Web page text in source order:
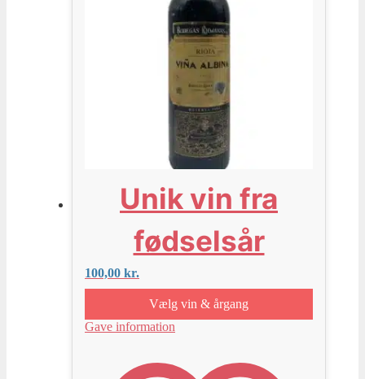
Unik vin fra
fødselsår
100,00 kr.
Vælg vin & årgang
Gave information